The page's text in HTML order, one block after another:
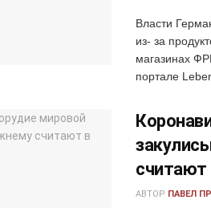
Власти
из- за
магазинах
портале
считают
АВТОР ПАВЕЛ